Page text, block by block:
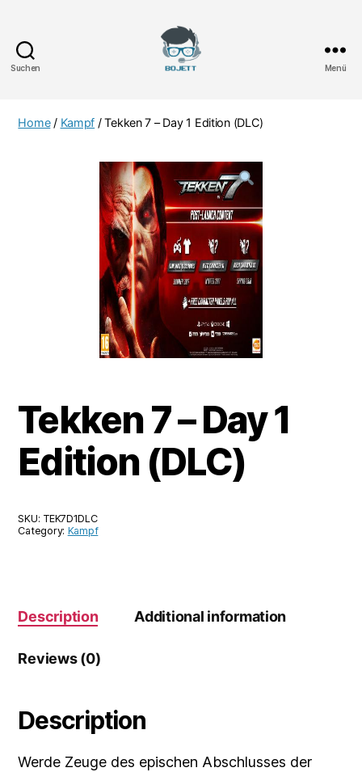
Suchen Menü
Home/ Kampf / Tekken 7 – Day 1 Edition (DLC)
Tekken 7 – Day 1
Edition (DLC)
SKU: TEK7D1DLC
Category: Kampf
Description Additional information
Reviews (0)
Description
Werde Zeuge des epischen Abschlusses der